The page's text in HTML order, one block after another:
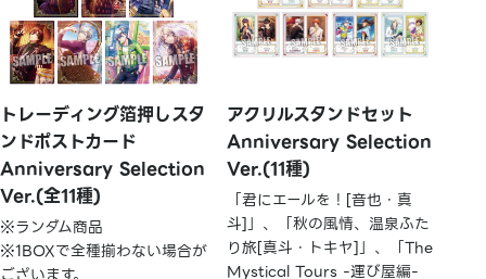
トレーディング箔押しスタ
ンドポストカード
Anniversary Selection
Ver.(全11種)
※ランダム商品
※1BOXで全種揃わない場合が
ございます。
アクリルスタンドセット
Anniversary Selection
Ver.(11種)
「君にエールを！[音也・真
斗]」、「秋の風情、温泉ふた
り旅[真斗・トキヤ]」、「The
Mystical Tours -運び屋編-